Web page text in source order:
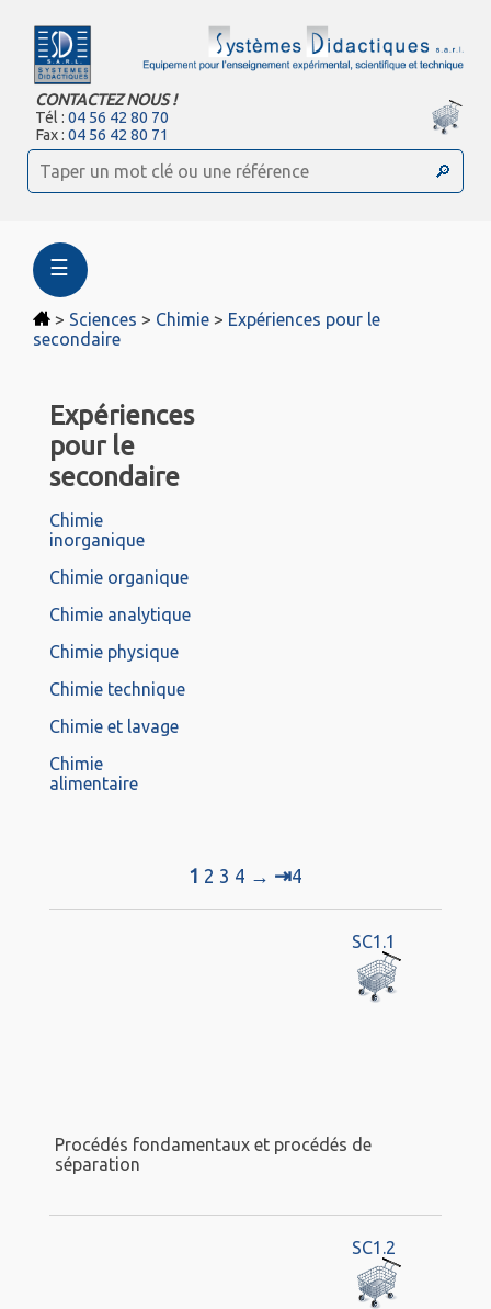
CONTACTEZ NOUS !
Tél :04 56 42 80 70
Fax :04 56 42 80 71
☰
> Sciences > Chimie > Expériences pour le
secondaire
Expériences
pour le
secondaire
Chimie
inorganique
Chimie organique
Chimie analytique
Chimie physique
Chimie technique
Chimie et lavage
Chimie
alimentaire
1 2 3 4 → ⇥4
SC1.1
Procédés fondamentaux et procédés de
séparation
SC1.2